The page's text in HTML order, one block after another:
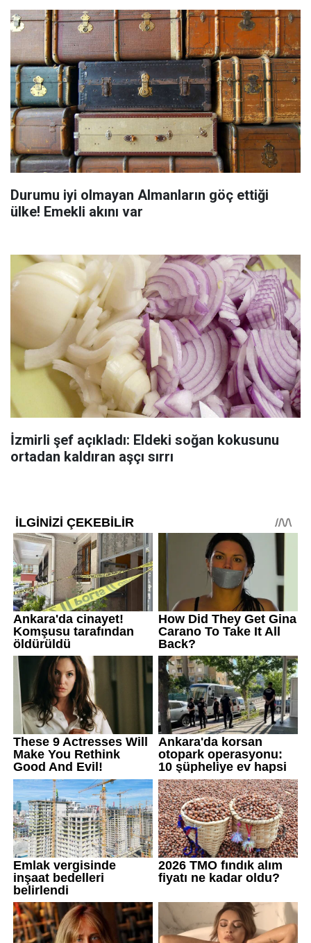
Durumu iyi olmayan Almanların göç ettiği
ülke! Emekli akını var
İzmirli şef açıkladı: Eldeki soğan kokusunu
ortadan kaldıran aşçı sırrı